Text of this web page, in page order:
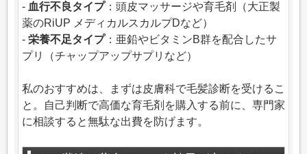
- 血行不良タイプ：頭皮マッサージや育毛剤（大正製
薬のRiUP メディカルスカルプDなど）
- 栄養不足タイプ：亜鉛やビタミンB群を配合したサ
プリ（チャップアップサプリなど）
私のおすすめは、まずは皮膚科で毛髪診断を受けるこ
と。自己判断で高価な育毛剤を購入する前に、専門家
に相談すると無駄な出費を防げます。